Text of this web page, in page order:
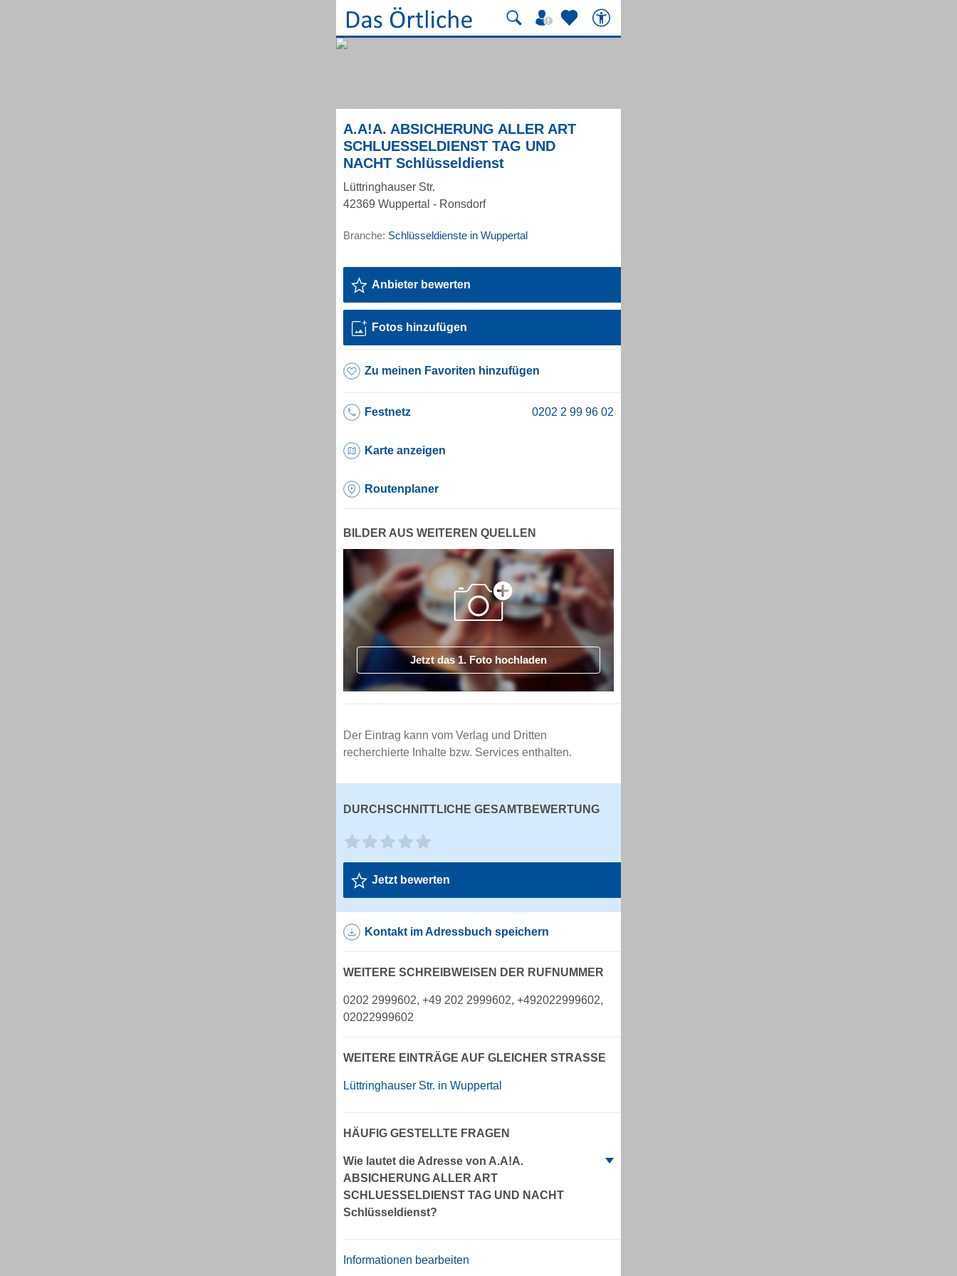
A.A!A. ABSICHERUNG ALLER ART
SCHLUESSELDIENST TAG UND
NACHT Schlüsseldienst
Lüttringhauser Str.
42369 Wuppertal - Ronsdorf
Branche: Schlüsseldienste in Wuppertal
Anbieter bewerten
Fotos hinzufügen
Zu meinen Favoriten hinzufügen
Festnetz
Karte anzeigen
Routenplaner
BILDER AUS WEITEREN QUELLEN
Jetzt das 1. Foto hochladen
Der Eintrag kann vom Verlag und Dritten
recherchierte Inhalte bzw. Services enthalten.
DURCHSCHNITTLICHE GESAMTBEWERTUNG
Jetzt bewerten
Kontakt im Adressbuch speichern
WEITERE SCHREIBWEISEN DER RUFNUMMER
0202 2999602, +49 202 2999602, +492022999602,
02022999602
WEITERE EINTRÄGE AUF GLEICHER STRASSE
Lüttringhauser Str. in Wuppertal
HÄUFIG GESTELLTE FRAGEN
Wie lautet die Adresse von A.A!A.
ABSICHERUNG ALLER ART
SCHLUESSELDIENST TAG UND NACHT
Schlüsseldienst?
Informationen bearbeiten